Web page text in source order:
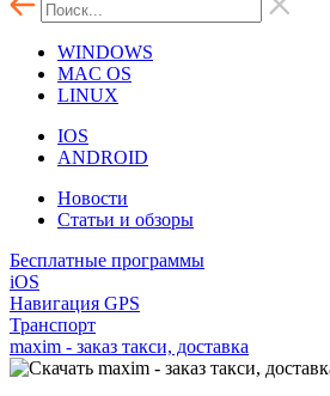
WINDOWS
MAC OS
LINUX
IOS
ANDROID
Новости
Статьи и обзоры
Бесплатные программы
iOS
Навигация GPS
Транспорт
maxim - заказ такси, доставка